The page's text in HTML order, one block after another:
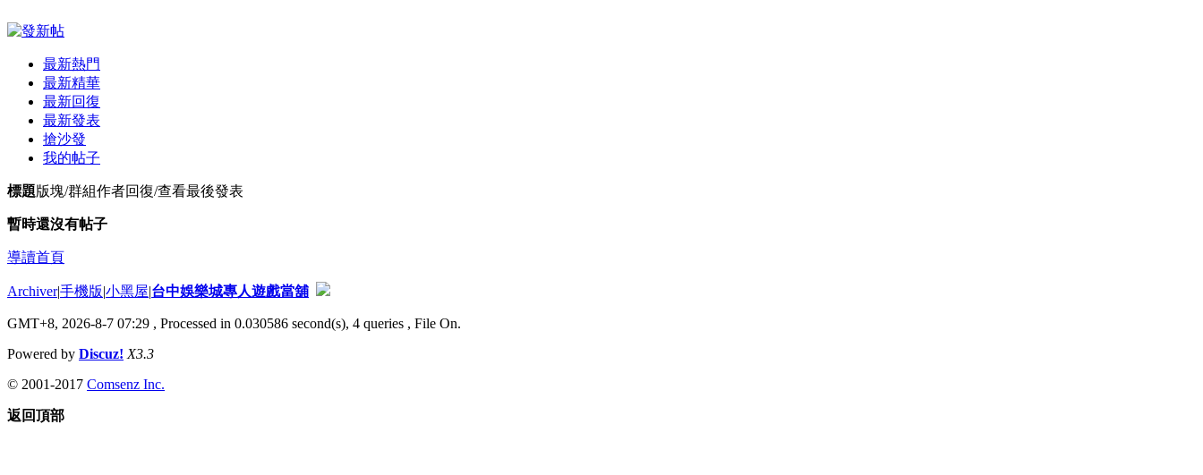
最新熱門
最新精華
最新回復
最新發表
搶沙發
我的帖子
標題版塊/群組作者回復/查看最後發表
暫時還沒有帖子
導讀首頁
Archiver|手機版|小黑屋|台中娛樂城專人遊戲當舖
GMT+8, 2026-8-7 07:29 , Processed in 0.030586 second(s), 4 queries , File On.
Powered by Discuz! X3.3
© 2001-2017 Comsenz Inc.
返回頂部